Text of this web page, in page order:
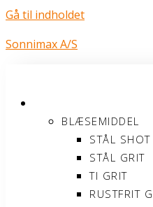
Gå til indholdet
Sonnimax A/S
BLÆSEMIDDEL
STÅL SHOT
STÅL GRIT
TI GRIT
RUSTFRIT